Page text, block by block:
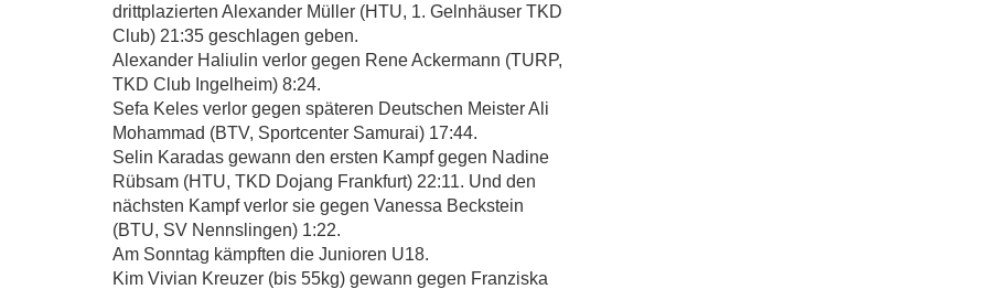
drittplazierten Alexander Müller (HTU, 1. Gelnhäuser TKD
Club) 21:35 geschlagen geben.
Alexander Haliulin verlor gegen Rene Ackermann (TURP,
TKD Club Ingelheim) 8:24.
Sefa Keles verlor gegen späteren Deutschen Meister Ali
Mohammad (BTV, Sportcenter Samurai) 17:44.
Selin Karadas gewann den ersten Kampf gegen Nadine
Rübsam (HTU, TKD Dojang Frankfurt) 22:11. Und den
nächsten Kampf verlor sie gegen Vanessa Beckstein
(BTU, SV Nennslingen) 1:22.
Am Sonntag kämpften die Junioren U18.
Kim Vivian Kreuzer (bis 55kg) gewann gegen Franziska